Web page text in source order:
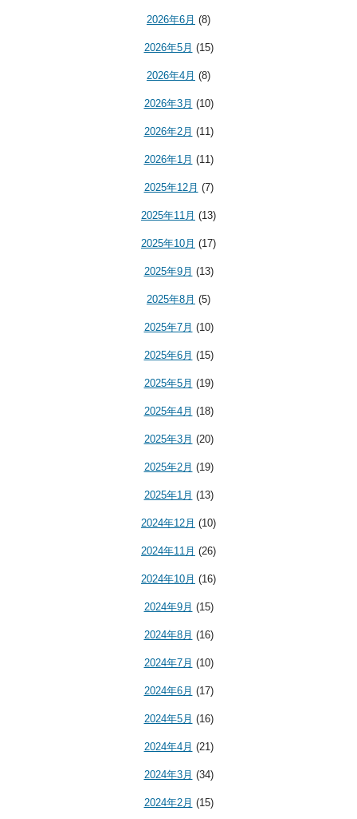
2026年6月 (8)
2026年5月 (15)
2026年4月 (8)
2026年3月 (10)
2026年2月 (11)
2026年1月 (11)
2025年12月 (7)
2025年11月 (13)
2025年10月 (17)
2025年9月 (13)
2025年8月 (5)
2025年7月 (10)
2025年6月 (15)
2025年5月 (19)
2025年4月 (18)
2025年3月 (20)
2025年2月 (19)
2025年1月 (13)
2024年12月 (10)
2024年11月 (26)
2024年10月 (16)
2024年9月 (15)
2024年8月 (16)
2024年7月 (10)
2024年6月 (17)
2024年5月 (16)
2024年4月 (21)
2024年3月 (34)
2024年2月 (15)